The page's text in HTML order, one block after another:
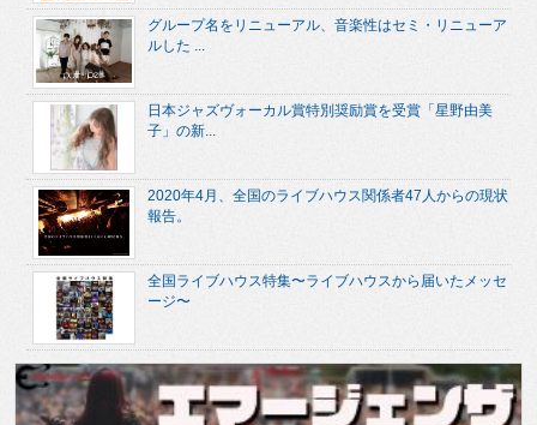
グループ名をリニューアル、音楽性はセミ・リニューア
ルした ...
日本ジャズヴォーカル賞特別奨励賞を受賞「星野由美
子」の新...
2020年4月、全国のライブハウス関係者47人からの現状
報告。
全国ライブハウス特集〜ライブハウスから届いたメッセ
ージ〜